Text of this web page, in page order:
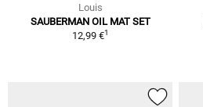
Louis
SAUBERMAN OIL MAT SET
12,99 €1